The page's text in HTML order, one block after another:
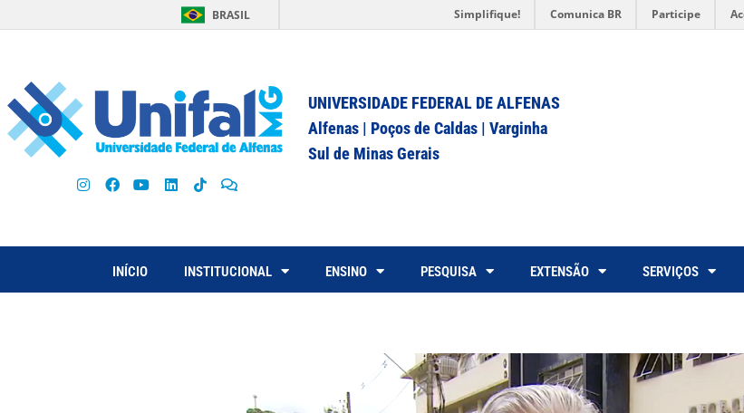
BRASIL Simplifique! Comunica BR Participe
UNIVERSIDADE FEDERAL DE ALFENAS
Alfenas | Poços de Caldas | Varginha
Sul de Minas Gerais
INÍCIO INSTITUCIONAL ENSINO PESQUISA EXTENSÃO SERVIÇOS